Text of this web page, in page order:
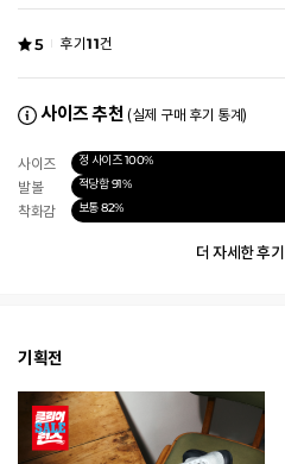
5 후기11건
사이즈 추천 (실제 구매 후기 통계)
사이즈 정 사이즈100%
발볼 적당함91%
착화감 보통82%
더 자세한 후
기획전